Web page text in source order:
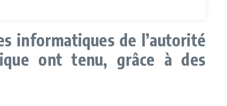
informatiques de l’autorité
ont tenu, grâce à des